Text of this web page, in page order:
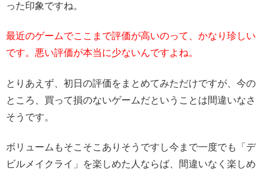
った印象ですね。
最近のゲームでここまで評価が高いのって、かなり珍しい
です。悪い評価が本当に少ないんですよね。
とりあえず、初日の評価をまとめてみただけですが、今の
ところ、買って損のないゲームだということは間違いなさ
そうです。
ボリュームもそこそこありそうですし今まで一度でも「デ
ビルメイクライ」を楽しめた人ならば、間違いなく楽しめ